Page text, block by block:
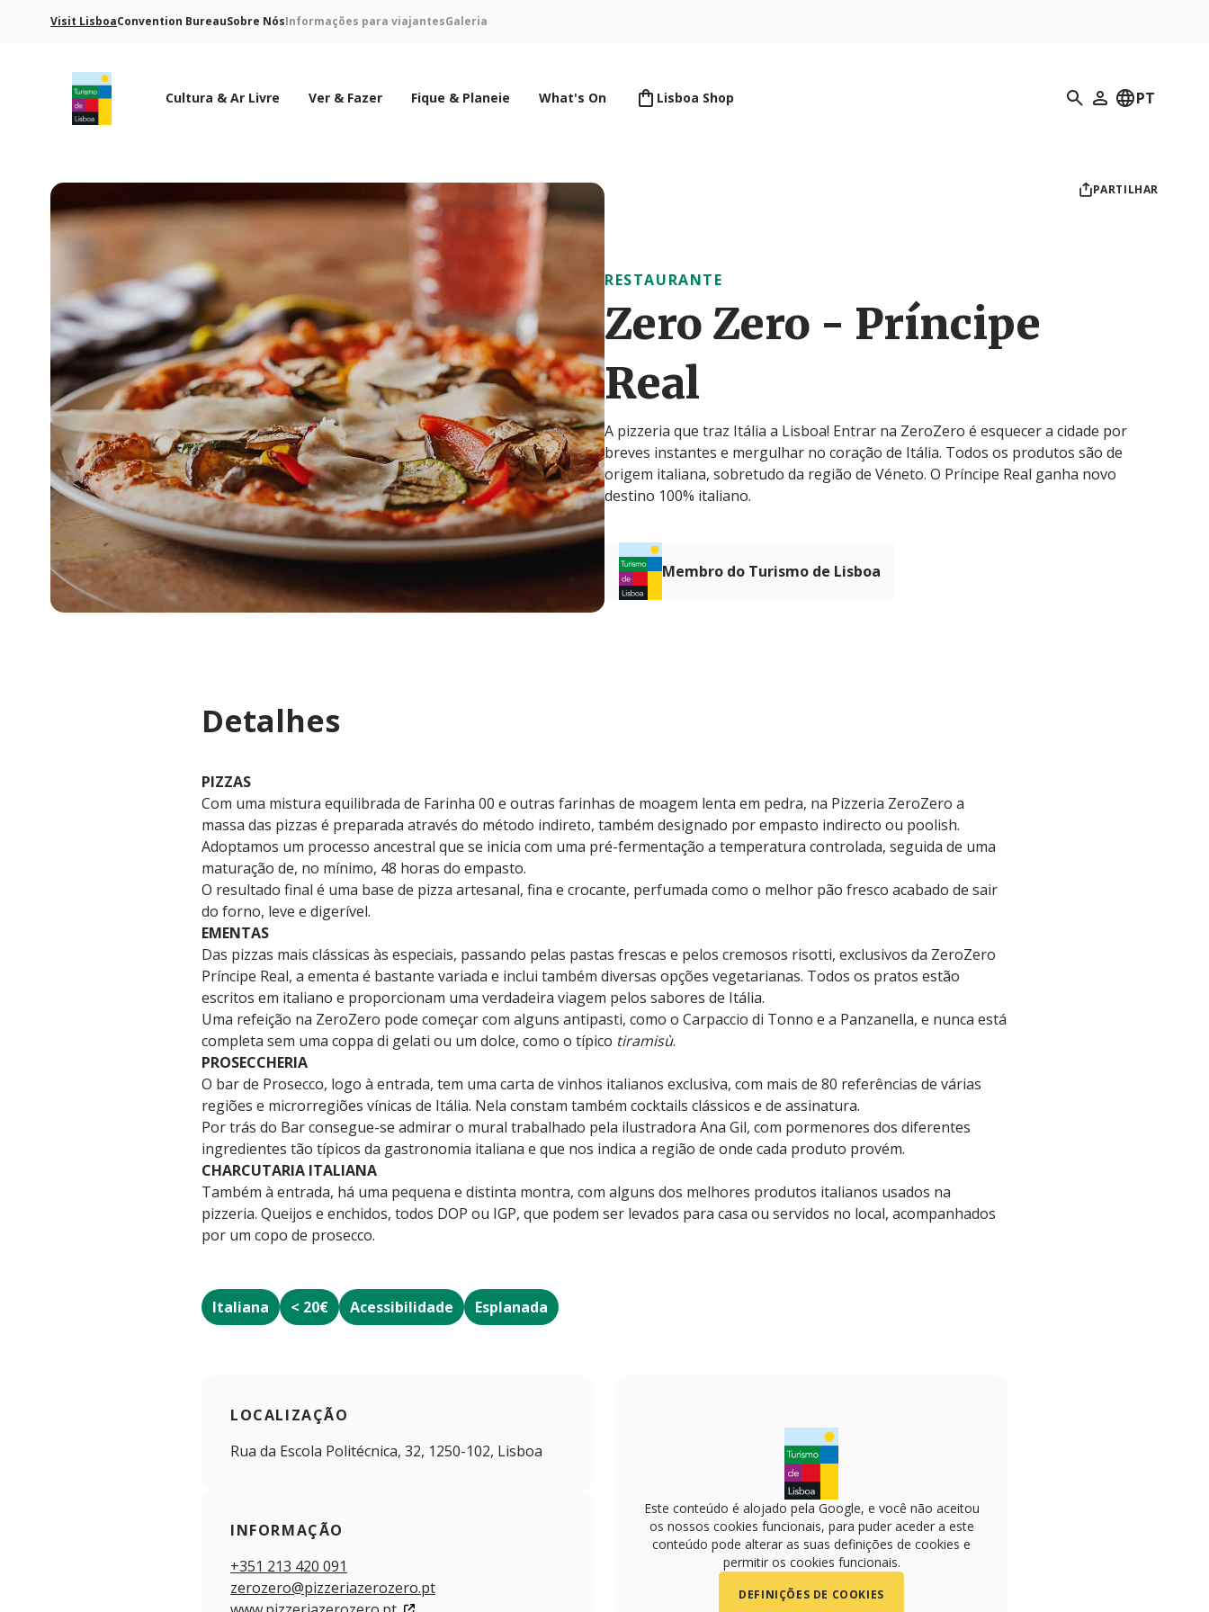
Visit LisboaConvention BureauSobre NósInformações para viajantesGaleria
Cultura & Ar Livre Ver & Fazer Fique & Planeie What's On Lisboa Shop Pesquisar
O meu perfil
PT
PARTILHAR
RESTAURANTE
Zero Zero - Príncipe
Real
A pizzeria que traz Itália a Lisboa! Entrar na ZeroZero é esquecer a cidade por
breves instantes e mergulhar no coração de Itália. Todos os produtos são de
origem italiana, sobretudo da região de Véneto. O Príncipe Real ganha novo
destino 100% italiano.
Membro do Turismo de Lisboa
Detalhes
PIZZAS
Com uma mistura equilibrada de Farinha 00 e outras farinhas de moagem lenta em pedra, na Pizzeria ZeroZero a
massa das pizzas é preparada através do método indireto, também designado por empasto indirecto ou poolish.
Adoptamos um processo ancestral que se inicia com uma pré-fermentação a temperatura controlada, seguida de uma
maturação de, no mínimo, 48 horas do empasto.
O resultado final é uma base de pizza artesanal, fina e crocante, perfumada como o melhor pão fresco acabado de sair
do forno, leve e digerível.
EMENTAS
Das pizzas mais clássicas às especiais, passando pelas pastas frescas e pelos cremosos risotti, exclusivos da ZeroZero
Príncipe Real, a ementa é bastante variada e inclui também diversas opções vegetarianas. Todos os pratos estão
escritos em italiano e proporcionam uma verdadeira viagem pelos sabores de Itália.
Uma refeição na ZeroZero pode começar com alguns antipasti, como o Carpaccio di Tonno e a Panzanella, e nunca está
completa sem uma coppa di gelati ou um dolce, como o típico tiramisù.
PROSECCHERIA
O bar de Prosecco, logo à entrada, tem uma carta de vinhos italianos exclusiva, com mais de 80 referências de várias
regiões e microrregiões vínicas de Itália. Nela constam também cocktails clássicos e de assinatura.
Por trás do Bar consegue-se admirar o mural trabalhado pela ilustradora Ana Gil, com pormenores dos diferentes
ingredientes tão típicos da gastronomia italiana e que nos indica a região de onde cada produto provém.
CHARCUTARIA ITALIANA
Também à entrada, há uma pequena e distinta montra, com alguns dos melhores produtos italianos usados na
pizzeria. Queijos e enchidos, todos DOP ou IGP, que podem ser levados para casa ou servidos no local, acompanhados
por um copo de prosecco.
Italiana < 20€ Acessibilidade Esplanada
LOCALIZAÇÃO
Rua da Escola Politécnica, 32, 1250-102, Lisboa
INFORMAÇÃO
+351 213 420 091
zerozero@pizzeriazerozero.pt
Este conteúdo é alojado pela Google, e você não aceitou
os nossos cookies funcionais, para puder aceder a este
conteúdo pode alterar as suas definições de cookies e
permitir os cookies funcionais.
DEFINIÇÕES DE COOKIES